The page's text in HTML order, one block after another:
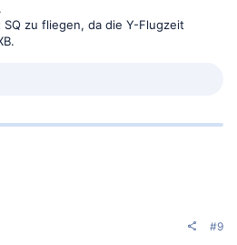
zu fliegen, da die Y-Flugzeit
#9